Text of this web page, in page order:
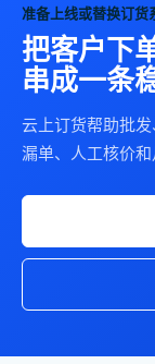
准备上线或替换订货
把客户下
串成一条
云上订货帮助批
漏单、人工核价和